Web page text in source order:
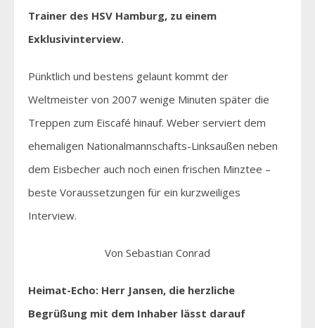
Trainer des HSV Hamburg, zu einem
Exklusivinterview.
Pünktlich und bestens gelaunt kommt der
Weltmeister von 2007 wenige Minuten später die
Treppen zum Eiscafé hinauf. Weber serviert dem
ehemaligen Nationalmannschafts-Linksaußen neben
dem Eisbecher auch noch einen frischen Minztee –
beste Voraussetzungen für ein kurzweiliges
Interview.
Von Sebastian Conrad
Heimat-Echo: Herr Jansen, die herzliche
Begrüßung mit dem Inhaber lässt darauf